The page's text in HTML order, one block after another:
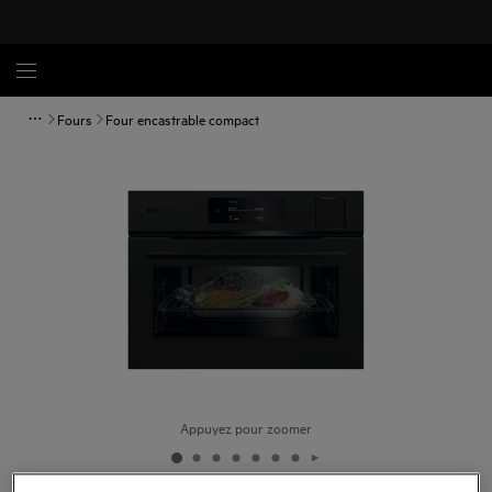
Fours Four encastrable compact
Appuyez pour zoomer